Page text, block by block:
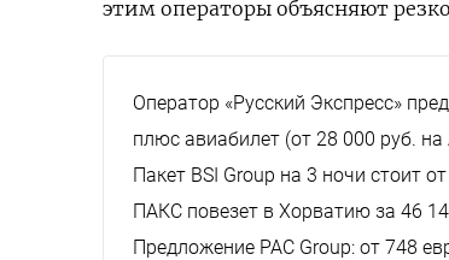
этим операторы объясняют
Оператор «Русский Экспресс»
плюс авиабилет (от 28 000 руб. на
Пакет BSI Group на 3 ночи стоит
ПАКС повезет в Хорватию за 46
Предложение PAC Group: от 748